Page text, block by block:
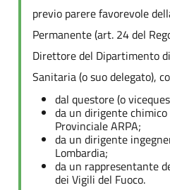
previo parere favorevole
Permanente (art. 24 del
Direttore del Dipartimento
Sanitaria (o suo delegato),
dal questore (o
da un dirigente
Provinciale ARPA;
da un dirigente
Lombardia;
da un rappresentante
dei Vigili del Fuoco.